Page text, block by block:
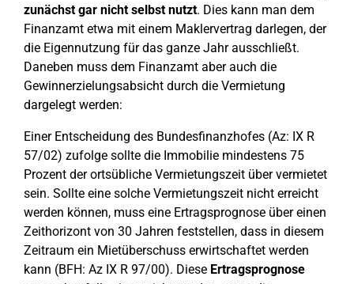
zunächst gar nicht selbst nutzt. Dies kann man dem
Finanzamt etwa mit einem Maklervertrag darlegen, der
die Eigennutzung für das ganze Jahr ausschließt.
Daneben muss dem Finanzamt aber auch die
Gewinnerzielungsabsicht durch die Vermietung
dargelegt werden:
Einer Entscheidung des Bundesfinanzhofes (Az: IX R
57/02) zufolge sollte die Immobilie mindestens 75
Prozent der ortsübliche Vermietungszeit über vermietet
sein. Sollte eine solche Vermietungszeit nicht erreicht
werden können, muss eine Ertragsprognose über einen
Zeithorizont von 30 Jahren feststellen, dass in diesem
Zeitraum ein Mietüberschuss erwirtschaftet werden
kann (BFH: Az IX R 97/00). Diese Ertragsprognose